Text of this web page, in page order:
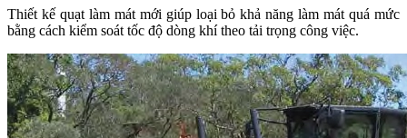
Thiết kế quạt làm mát mới giúp loại bỏ khả năng làm mát quá mức
bằng cách kiểm soát tốc độ dòng khí theo tải trọng công việc.